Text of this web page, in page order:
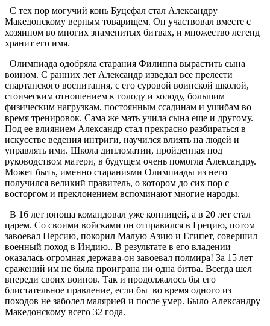
С тех пор могучий конь Буцефал стал Александру
Македонскому верным товарищем. Он участвовал вместе с
хозяином во многих знаменитых битвах, и множество легенд
хранит его имя.
Олимпиада одобряла старания Филиппа вырастить сына
воином. С ранних лет Александр изведал все прелести
спартанского воспитания, с его суровой воинской школой,
стоическим отношением к голоду и холоду, большим
физическим нагрузкам, постоянным ссадинам и ушибам во
время тренировок. Сама же мать учила сына еще и другому.
Под ее влиянием Александр стал прекрасно разбираться в
искусстве ведения интриги, научился влиять на людей и
управлять ими. Школа дипломатии, пройденная под
руководством матери, в будущем очень помогла Александру.
Может быть, именно стараниями Олимпиады из него
получился великий правитель, о котором до сих пор с
восторгом и преклонением вспоминают многие народы.
В 16 лет юноша командовал уже конницей, а в 20 лет стал
царем. Со своими войсками он отправился в Грецию, потом
завоевал Персию, покорил Малую Азию и Египет, совершил
военный поход в Индию.. В результате в его владении
оказалась огромная держава-он завоевал полмира! За 15 лет
сражений им не была проиграна ни одна битва. Всегда шел
впереди своих воинов. Так и продолжалось бы его
блистательное правление, если бы во время одного из
походов не заболел малярией и после умер. Было Александру
Македонскому всего 32 года.